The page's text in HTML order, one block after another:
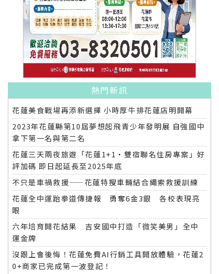
熱門新訊
花蓮美食戰場再添新選擇 小時厚牛排花蓮店明開幕
2023年花蓮縣第10屆夢想起飛青少年發明展 自強國中
拿下第一名與第二名
花蓮三天兩夜旅遊「花蓮1+1‧雙宿聯名住房專案」好
評加碼 即日起延長至2025年底
不只是車禍救援——花蓮特搜車輛結合繩索救援訓練
花蓮全中運跆拳道傳捷報 勇奪6金3銀 各校表現亮
眼
六年培育開花結果 吉安國中打造「微笑美男」全中
運金牌
沒跟上會後悔！花蓮免費AI行銷工具開放體驗，花蓮2
0+商家已完成第一波登記！